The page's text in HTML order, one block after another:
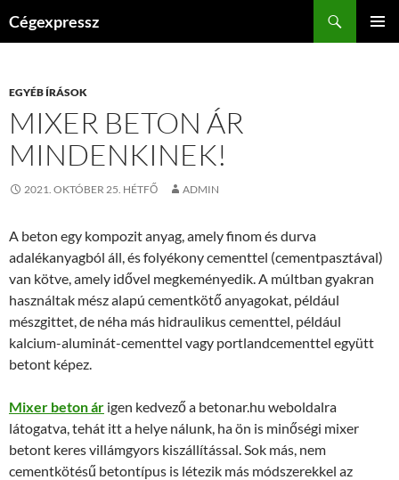
Cégexpressz
EGYÉB ÍRÁSOK
MIXER BETON ÁR
MINDENKINEK!
2021. OKTÓBER 25. HÉTFŐ ADMIN
A beton egy kompozit anyag, amely finom és durva
adalékanyagból áll, és folyékony cementtel (cementpasztával)
van kötve, amely idővel megkeményedik. A múltban gyakran
használtak mész alapú cementkötő anyagokat, például
mészgittet, de néha más hidraulikus cementtel, például
kalcium-aluminát-cementtel vagy portlandcementtel együtt
betont képez.
Mixer beton ár igen kedvező a betonar.hu weboldalra
látogatva, tehát itt a helye nálunk, ha ön is minőségi mixer
betont keres villámgyors kiszállítással. Sok más, nem
cementkötésű betontípus is létezik más módszerekkel az